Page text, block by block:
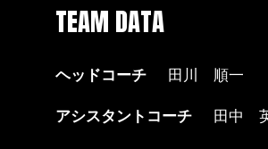
TEAM DATA
ヘッドコーチ
田川 順一
アシスタントコーチ
田中